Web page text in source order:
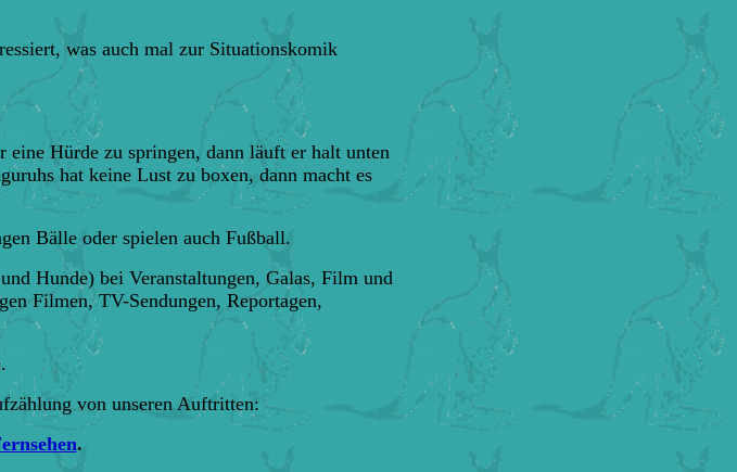
was auch mal zur Situationskomik
Hürde zu springen, dann läuft er halt unten
hat keine Lust zu boxen, dann macht es
Bälle oder spielen auch Fußball.
Hunde) bei Veranstaltungen, Galas, Film und
Filmen, TV-Sendungen, Reportagen,
von unseren Auftritten:
.